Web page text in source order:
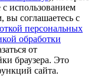
использованием
вы соглашаетесь с
персональных
обработки
от
браузера. Это
сайта.